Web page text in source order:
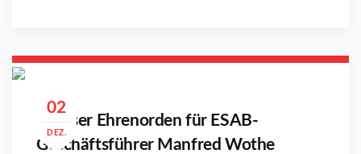
02
DEZ.
Lebuser Ehrenorden für ESAB-
Geschäftsführer Manfred Wothe